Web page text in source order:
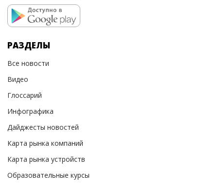
РАЗДЕЛЫ
Все новости
Видео
Глоссарий
Инфографика
Дайджесты новостей
Карта рынка компаний
Карта рынка устройств
Образовательные курсы